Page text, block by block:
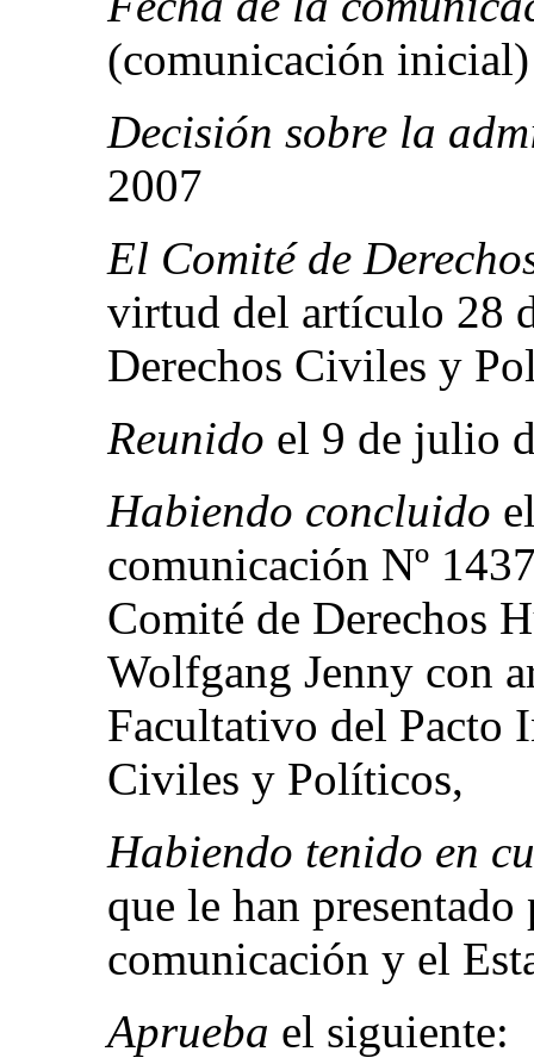
(comunicación inicial)
Decisión sobre la
2007
El Comité de
virtud del artículo 28
Derechos Civiles y
Reunido el 9 de julio
Habiendo concluido
comunicación Nº
Comité de Derechos
Wolfgang Jenny con
Facultativo del Pacto
Civiles y Políticos,
Habiendo tenido en
que le han
comunicación y el
Aprueba el siguiente: